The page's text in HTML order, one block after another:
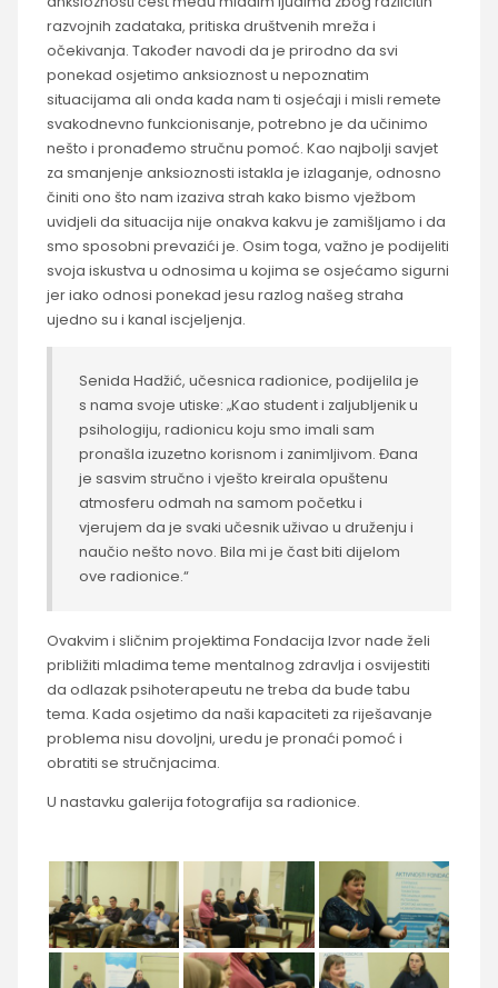
razvojnih zadataka, pritiska društvenih mreža i
očekivanja. Također navodi da je prirodno da svi
ponekad osjetimo anksioznost u nepoznatim
situacijama ali onda kada nam ti osjećaji i misli remete
svakodnevno funkcionisanje, potrebno je da učinimo
nešto i pronađemo stručnu pomoć. Kao najbolji savjet
za smanjenje anksioznosti istakla je izlaganje, odnosno
činiti ono što nam izaziva strah kako bismo vježbom
uvidjeli da situacija nije onakva kakvu je zamišljamo i da
smo sposobni prevazići je. Osim toga, važno je podijeliti
svoja iskustva u odnosima u kojima se osjećamo sigurni
jer iako odnosi ponekad jesu razlog našeg straha
ujedno su i kanal iscjeljenja.
Senida Hadžić, učesnica radionice, podijelila je
s nama svoje utiske: „Kao student i zaljubljenik u
psihologiju, radionicu koju smo imali sam
pronašla izuzetno korisnom i zanimljivom. Đana
je sasvim stručno i vješto kreirala opuštenu
atmosferu odmah na samom početku i
vjerujem da je svaki učesnik uživao u druženju i
naučio nešto novo. Bila mi je čast biti dijelom
ove radionice.“
Ovakvim i sličnim projektima Fondacija Izvor nade želi
približiti mladima teme mentalnog zdravlja i osvijestiti
da odlazak psihoterapeutu ne treba da bude tabu
tema. Kada osjetimo da naši kapaciteti za riješavanje
problema nisu dovoljni, uredu je pronaći pomoć i
obratiti se stručnjacima.
U nastavku galerija fotografija sa radionice.